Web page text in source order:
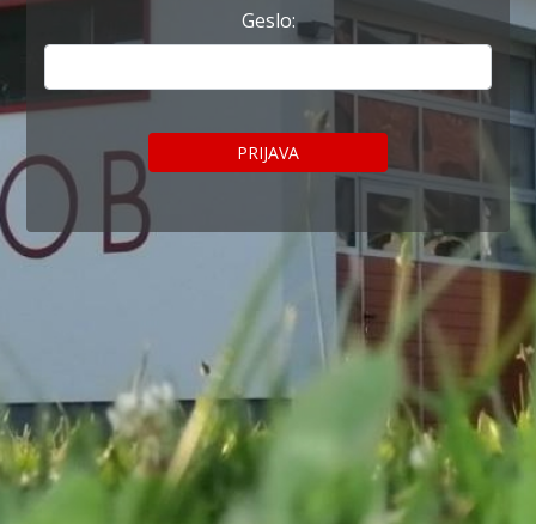
Geslo:
PRIJAVA